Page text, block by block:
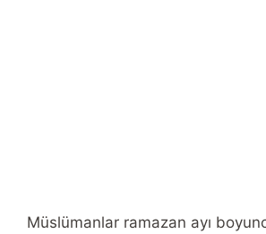
Müslümanlar ramazan ayı